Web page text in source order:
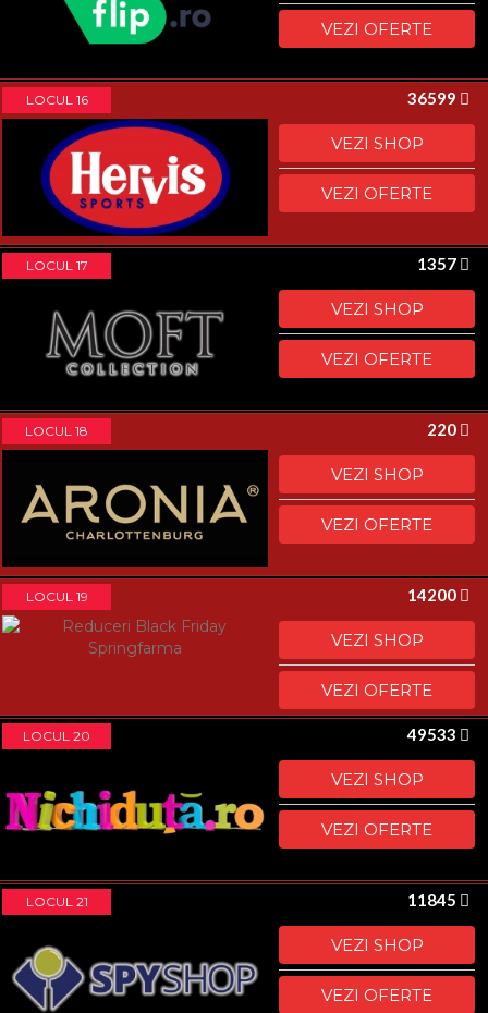
VEZI OFERTE
LOCUL 16 36599
VEZI SHOP
VEZI OFERTE
LOCUL 17 1357
VEZI SHOP
VEZI OFERTE
LOCUL 18 220
VEZI SHOP
VEZI OFERTE
LOCUL 19 14200
VEZI SHOP
VEZI OFERTE
LOCUL 20 49533
VEZI SHOP
VEZI OFERTE
LOCUL 21 11845
VEZI SHOP
VEZI OFERTE